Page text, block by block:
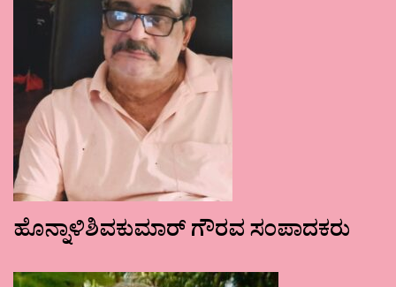
ಹೊನ್ನಾಳಿಶಿವಕುಮಾರ್ ಗೌರವ ಸಂಪಾದಕರು